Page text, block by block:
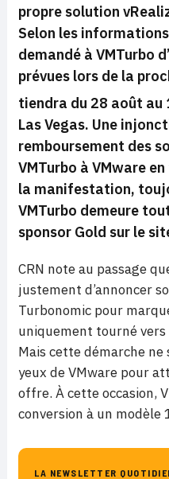
propre solution
Selon les
demandé à VMTurbo
prévues lors de la
tiendra du 28 août au
Las Vegas. Une
remboursement des
VMTurbo à VMware
la manifestation,
VMTurbo demeure
sponsor Gold sur le
CRN note au passage
justement d’annoncer
Turbonomic pour
uniquement tourné vers
Mais cette démarche
yeux de VMware pour
offre. À cette occasion,
conversion à un modèle
LA NEWSLETTER